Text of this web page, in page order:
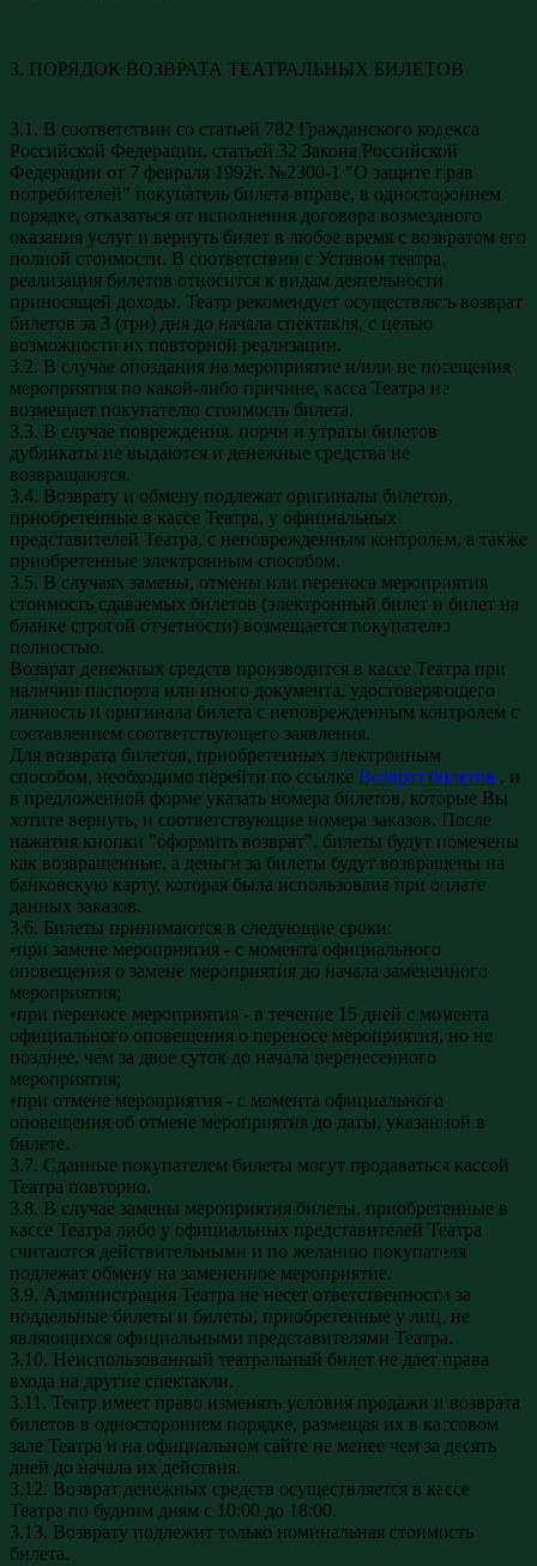
3. ПОРЯДОК ВОЗВРАТА ТЕАТРАЛЬНЫХ БИЛЕТОВ
3.1. В соответствии со статьей 782 Гражданского кодекса
Российской Федерации, статьей 32 Закона Российской
Федерации от 7 февраля 1992г. №2300-1 "О защите прав
потребителей" покупатель билета вправе, в одностороннем
порядке, отказаться от исполнения договора возмездного
оказания услуг и вернуть билет в любое время с возвратом его
полной стоимости. В соответствии с Уставом театра,
реализация билетов относится к видам деятельности
приносящей доходы. Театр рекомендует осуществлять возврат
билетов за 3 (три) дня до начала спектакля, с целью
возможности их повторной реализации.
3.2. В случае опоздания на мероприятие и/или не посещения
мероприятия по какой-либо причине, касса Театра не
возмещает покупателю стоимость билета.
3.3. В случае повреждения, порчи и утраты билетов
дубликаты не выдаются и денежные средства не
возвращаются.
3.4. Возврату и обмену подлежат оригиналы билетов,
приобретенные в кассе Театра, у официальных
представителей Театра, с неповрежденным контролем, а также
приобретенные электронным способом.
3.5. В случаях замены, отмены или переноса мероприятия
стоимость сдаваемых билетов (электронный билет и билет на
бланке строгой отчетности) возмещается покупателю
полностью.
Возврат денежных средств производится в кассе Театра при
наличии паспорта или иного документа, удостоверяющего
личность и оригинала билета с неповрежденным контролем с
составлением соответствующего заявления.
Для возврата билетов, приобретенных электронным
способом, необходимо перейти по ссылке Возврат билетов , и
в предложенной форме указать номера билетов, которые Вы
хотите вернуть, и соответствующие номера заказов. После
нажатия кнопки "оформить возврат", билеты будут помечены
как возвращенные, а деньги за билеты будут возвращены на
банковскую карту, которая была использована при оплате
данных заказов.
3.6. Билеты принимаются в следующие сроки:
•при замене мероприятия - с момента официального
оповещения о замене мероприятия до начала замененного
мероприятия;
•при переносе мероприятия - в течение 15 дней с момента
официального оповещения о переносе мероприятия, но не
позднее, чем за двое суток до начала перенесенного
мероприятия;
•при отмене мероприятия - с момента официального
оповещения об отмене мероприятия до даты, указанной в
билете.
3.7. Сданные покупателем билеты могут продаваться кассой
Театра повторно.
3.8. В случае замены мероприятия билеты, приобретенные в
кассе Театра либо у официальных представителей Театра
считаются действительными и по желанию покупателя
подлежат обмену на замененное мероприятие.
3.9. Администрация Театра не несет ответственности за
поддельные билеты и билеты, приобретенные у лиц, не
являющихся официальными представителями Театра.
3.10. Неиспользованный театральный билет не дает права
входа на другие спектакли.
3.11. Театр имеет право изменять условия продажи и возврата
билетов в одностороннем порядке, размещая их в кассовом
зале Театра и на официальном сайте не менее чем за десять
дней до начала их действия.
3.12. Возврат денежных средств осуществляется в кассе
Театра по будним дням с 10:00 до 18:00.
3.13. Возврату подлежит только номинальная стоимость
билета.